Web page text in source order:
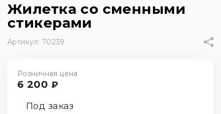
Жилетка со сменными
стикерами
Артикул: 70239
Розничная цена
6 200 ₽
Под заказ